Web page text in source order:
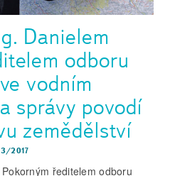
Danielem
odboru
vodním
správy povodí
zemědělství
3/2017
ředitelem odboru